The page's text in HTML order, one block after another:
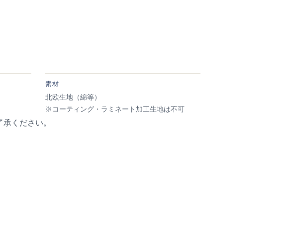
素材
北欧生地（綿等）
※コーティング・ラミネート加工生地は不可
ください。